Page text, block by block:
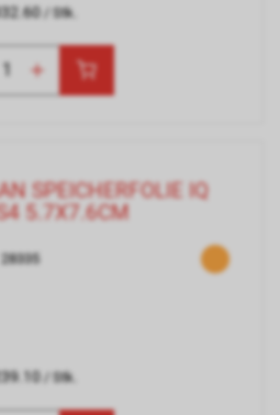
/ Stk.
SPEICHERFOLIE IQ
5.7X7.6CM
28335
/ Stk.